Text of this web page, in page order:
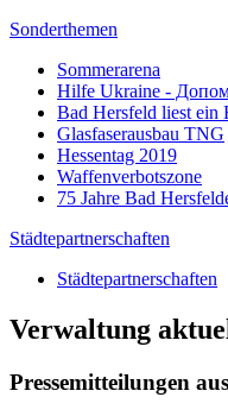
Sonderthemen
Sommerarena
Hilfe Ukraine -
Bad Hersfeld liest ein
Glasfaserausbau TNG
Hessentag 2019
Waffenverbotszone
75 Jahre Bad
Städtepartnerschaften
Städtepartnerschaften
Verwaltung
Pressemitteilungen